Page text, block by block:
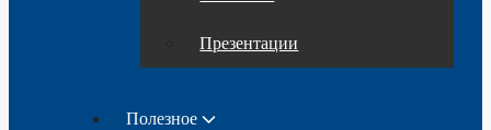
Презентации
Полезное